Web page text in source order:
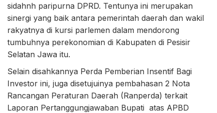
sidahnh paripurna DPRD. Tentunya ini merupakan
sinergi yang baik antara pemerintah daerah dan wakil
rakyatnya di kursi parlemen dalam mendorong
tumbuhnya perekonomian di Kabupaten di Pesisir
Selatan Jawa itu.
Selain disahkannya Perda Pemberian Insentif Bagi
Investor ini, juga disetujuinya pembahasan 2 Nota
Rancangan Peraturan Daerah (Ranperda) terkait
Laporan Pertanggungjawaban Bupati atas APBD